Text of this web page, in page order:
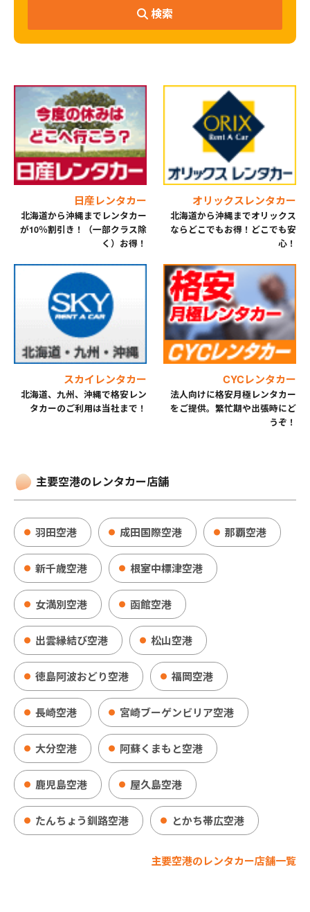
検索
日産レンタカー
北海道から沖縄までレンタカー
が10％割引き！（一部クラス除
く）お得！
オリックスレンタカー
北海道から沖縄までオリックス
ならどこでもお得！どこでも安
心！
スカイレンタカー
北海道、九州、沖縄で格安レン
タカーのご利用は当社まで！
CYCレンタカー
法人向けに格安月極レンタカー
をご提供。繁忙期や出張時にど
うぞ！
主要空港のレンタカー店舗
羽田空港 成田国際空港 那覇空港
新千歳空港 根室中標津空港
女満別空港 函館空港
出雲縁結び空港 松山空港
徳島阿波おどり空港 福岡空港
長崎空港 宮崎ブーゲンビリア空港
大分空港 阿蘇くまもと空港
鹿児島空港 屋久島空港
たんちょう釧路空港 とかち帯広空港
主要空港のレンタカー店舗一覧